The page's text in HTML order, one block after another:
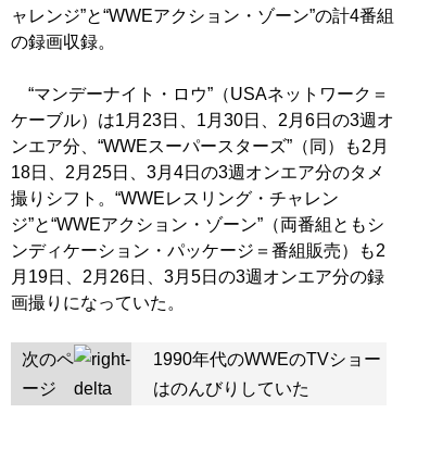
ャレンジ”と“WWEアクション・ゾーン”の計4番組
の録画収録。
“マンデーナイト・ロウ”（USAネットワーク＝
ケーブル）は1月23日、1月30日、2月6日の3週オ
ンエア分、“WWEスーパースターズ”（同）も2月
18日、2月25日、3月4日の3週オンエア分のタメ
撮りシフト。“WWEレスリング・チャレン
ジ”と“WWEアクション・ゾーン”（両番組ともシ
ンディケーション・パッケージ＝番組販売）も2
月19日、2月26日、3月5日の3週オンエア分の録
画撮りになっていた。
次のペ
ージ
1990年代のWWEのTVショー
はのんびりしていた